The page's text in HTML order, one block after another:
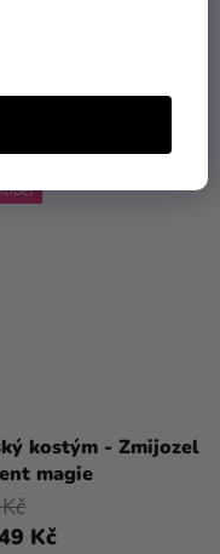
kostým - Zmijozel
magie
Kč